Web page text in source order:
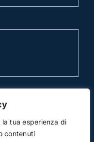
tua esperienza di
contenuti